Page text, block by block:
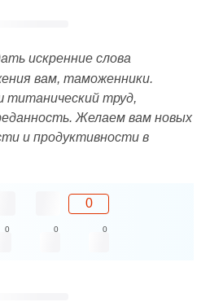
искренние слова
вам, таможенники.
титанический труд,
Желаем вам новых
и продуктивности в
0
0 0 0